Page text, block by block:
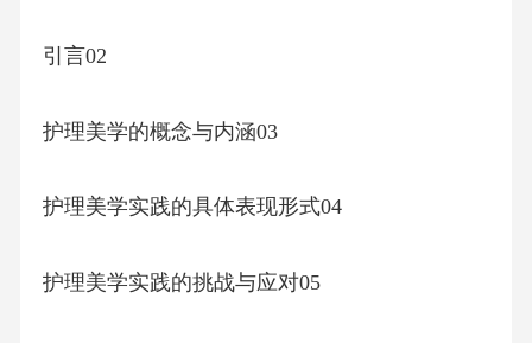
引言02
护理美学的概念与内涵03
护理美学实践的具体表现形式04
护理美学实践的挑战与应对05